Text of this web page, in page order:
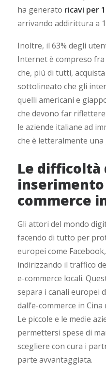
ha generato ricavi per
arrivando addirittura a
Inoltre, il 63% degli
Internet è compreso
che, più di tutti,
sottolineato che gli
quelli americani e
che devono far
le aziende italiane ad
che è letteralmente una
Le difficoltà
inserimento
commerce
Gli attori del mondo
facendo di tutto per
europei come
indirizzando il traffico
e-commerce locali.
separa i canali europei
dall’e-commerce in
Le piccole e le medie
permettersi spese di
scegliere con cura i
parte avvantaggiata.